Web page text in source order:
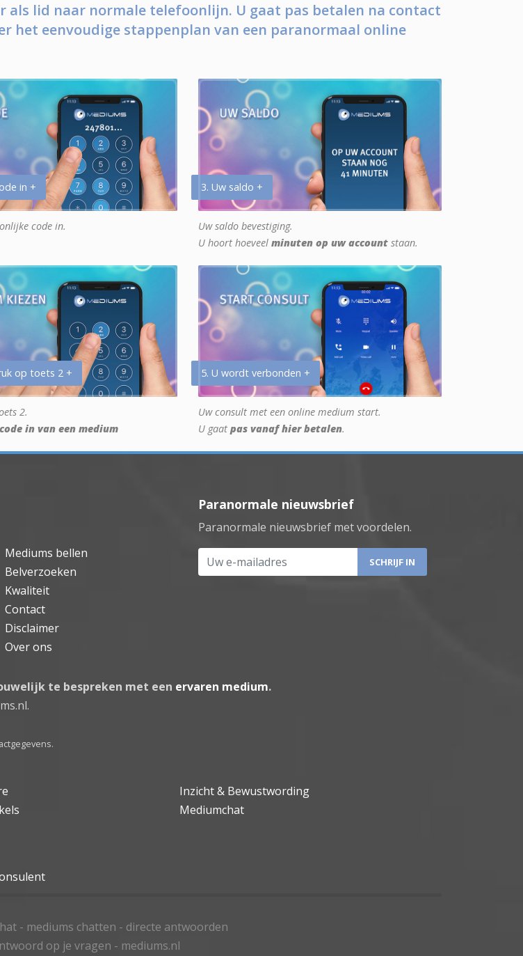
als lid naar normale telefoonlijn. U gaat pas betalen na contact
het eenvoudige stappenplan van een paranormaal online
in +
code in.
3. Uw saldo +
Uw saldo bevestiging.
U hoort hoeveel minuten op uw account staan.
op toets 2 +
2.
in van een medium
5. U wordt verbonden +
Uw consult met een online medium start.
U gaat pas vanaf hier betalen.
Mediums bellen
Belverzoeken
Kwaliteit
Contact
Disclaimer
Over ons
Paranormale nieuwsbrief
Paranormale nieuwsbrief met voordelen.
Uw e-mailadres
te bespreken met een ervaren medium.
Inzicht & Bewustwording
Mediumchat
- mediums chatten - directe antwoorden
op je vragen - mediums.nl